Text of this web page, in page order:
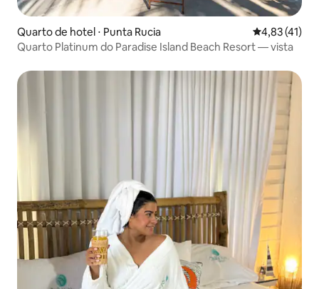
Quarto de hotel ⋅ Punta Rucia 4,83 de uma
4,83 (41)
Quarto Platinum do Paradise Island Beach Resort — vista